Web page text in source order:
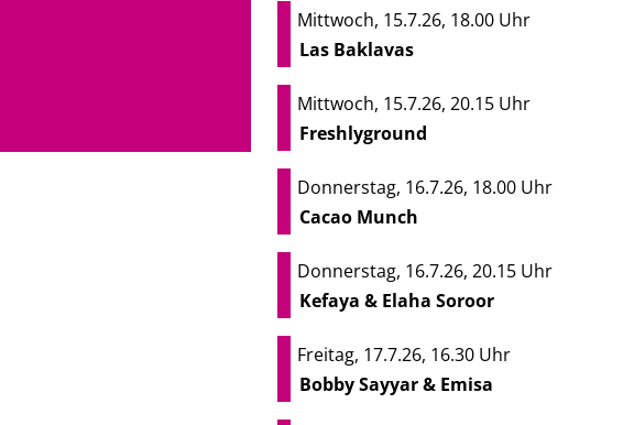
Mittwoch, 15.7.26, 18.00 Uhr
Las Baklavas
Mittwoch, 15.7.26, 20.15 Uhr
Freshlyground
Donnerstag, 16.7.26, 18.00 Uhr
Cacao Munch
Donnerstag, 16.7.26, 20.15 Uhr
Kefaya & Elaha Soroor
Freitag, 17.7.26, 16.30 Uhr
Bobby Sayyar & Emisa